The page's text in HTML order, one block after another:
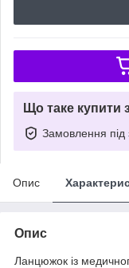
Що таке купити
Замовлення під
Опис
Опис
Ланцюжок із